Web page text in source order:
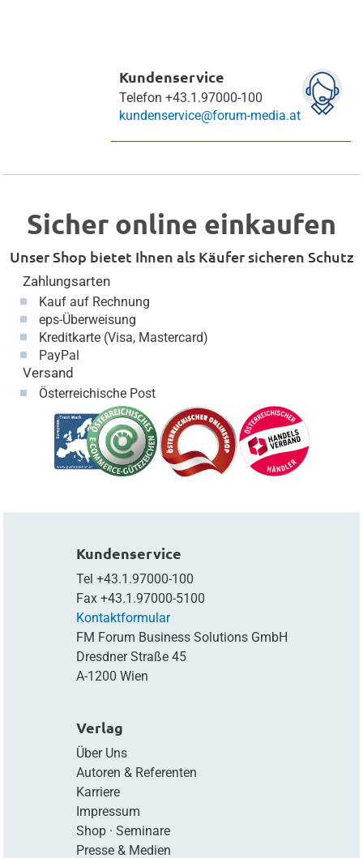
Kundenservice
Telefon +43.1.97000-100
kundenservice@forum-media.at
Sicher online einkaufen
Unser Shop bietet Ihnen als Käufer sicheren Schutz
Zahlungsarten
Kauf auf Rechnung
eps-Überweisung
Kreditkarte (Visa, Mastercard)
PayPal
Versand
Österreichische Post
Kundenservice
Tel +43.1.97000-100
Fax +43.1.97000-5100
Kontaktformular
FM Forum Business Solutions GmbH
Dresdner Straße 45
A-1200 Wien
Verlag
Über Uns
Autoren & Referenten
Karriere
Impressum
Shop· Seminare
Presse & Medien